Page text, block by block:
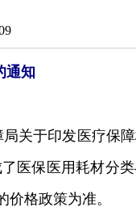
通知
关于印发医疗保
医保医用耗材分
格政策为准。